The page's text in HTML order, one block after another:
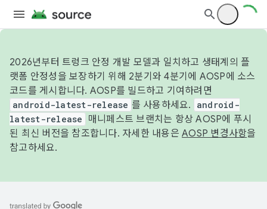
2026년부터 트렁크 안정 개발 모델과 일치하고 생태계의 플
랫폼 안정성을 보장하기 위해 2분기와 4분기에 AOSP에 소스
코드를 게시합니다. AOSP를 빌드하고 기여하려면
android-latest-release 를 사용하세요.
android-
latest-release
매니페스트 브랜치는 항상 AOSP에 푸시
된 최신 버전을 참조합니다. 자세한 내용은 AOSP 변경사항을
참고하세요.